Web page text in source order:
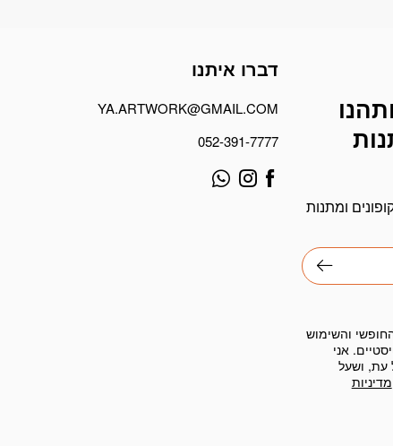
דברו איתנו
YA.ARTWORK@GMAIL.COM
052-391-7777
ומתנות
והשימוש
אני
עת, ושעל
מדיניות